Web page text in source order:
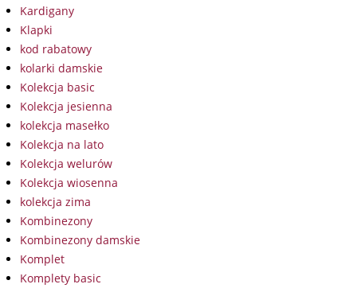
Kardigany
Klapki
kod rabatowy
kolarki damskie
Kolekcja basic
Kolekcja jesienna
kolekcja masełko
Kolekcja na lato
Kolekcja welurów
Kolekcja wiosenna
kolekcja zima
Kombinezony
Kombinezony damskie
Komplet
Komplety basic